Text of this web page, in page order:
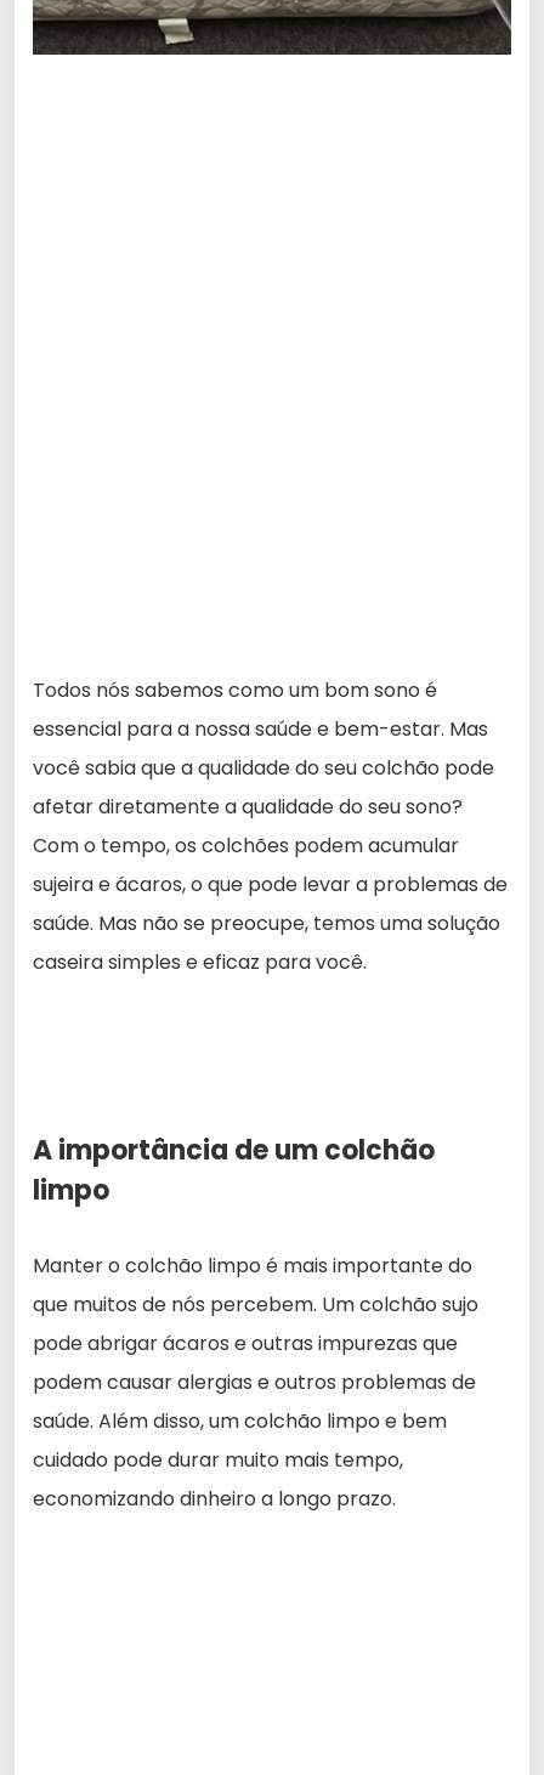
Todos nós sabemos como um bom sono é
essencial para a nossa saúde e bem-estar. Mas
você sabia que a qualidade do seu colchão pode
afetar diretamente a qualidade do seu sono?
Com o tempo, os colchões podem acumular
sujeira e ácaros, o que pode levar a problemas de
saúde. Mas não se preocupe, temos uma solução
caseira simples e eficaz para você.
A importância de um colchão
limpo
Manter o colchão limpo é mais importante do
que muitos de nós percebem. Um colchão sujo
pode abrigar ácaros e outras impurezas que
podem causar alergias e outros problemas de
saúde. Além disso, um colchão limpo e bem
cuidado pode durar muito mais tempo,
economizando dinheiro a longo prazo.